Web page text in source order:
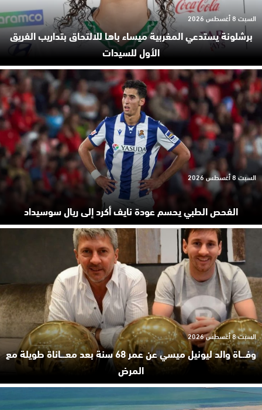
برشلونة يستدعي المغربية ميساء باها للالتحاق بتداريب الفريق
الأول للسيدات
السبت 8 أغسطس 2026
الفحص الطبي يحسم عودة نايف أكرد إلى ريال سوسيداد
السبت 8 أغسطس 2026
وفـ.ـاة والد ليونيل ميسي عن عمر 68 سنة بعد معـ.ـاناة طويلة مع
المرض
السبت 8 أغسطس 2026